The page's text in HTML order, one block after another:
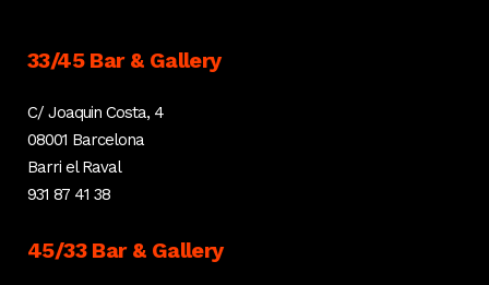
33/45 Bar & Gallery
C/ Joaquin Costa, 4
08001 Barcelona
Barri el Raval
931 87 41 38
45/33 Bar & Gallery